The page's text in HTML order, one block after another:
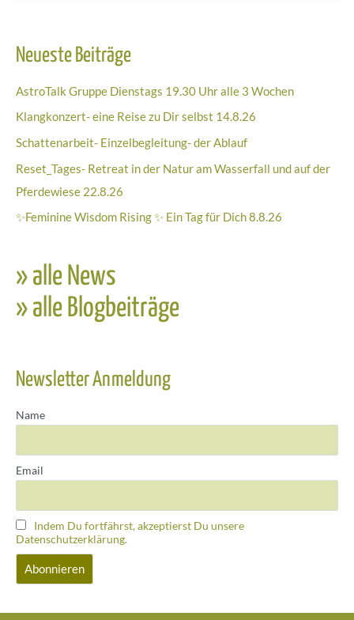
Neueste Beiträge
AstroTalk Gruppe Dienstags 19.30 Uhr alle 3 Wochen
Klangkonzert- eine Reise zu Dir selbst 14.8.26
Schattenarbeit- Einzelbegleitung- der Ablauf
Reset_Tages- Retreat in der Natur am Wasserfall und auf der
Pferdewiese 22.8.26
✨Feminine Wisdom Rising ✨ Ein Tag für Dich 8.8.26
» alle News
» alle Blogbeiträge
Newsletter Anmeldung
Name
Email
Indem Du fortfährst, akzeptierst Du unsere
Datenschutzerklärung.